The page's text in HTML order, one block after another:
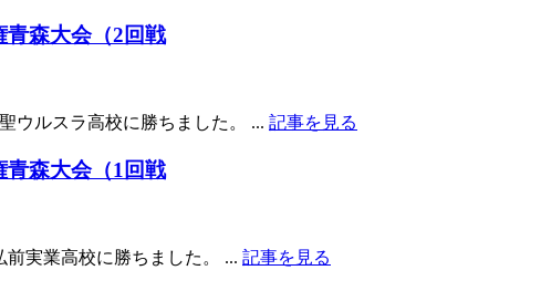
青森大会（2回戦
ウルスラ高校に勝ちました。 ... 記事を見る
青森大会（1回戦
前実業高校に勝ちました。 ... 記事を見る